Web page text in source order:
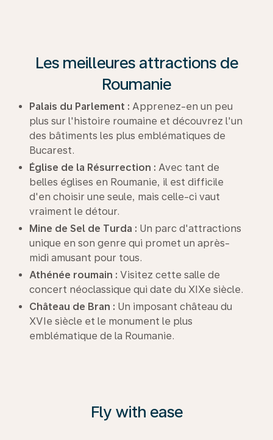
Les meilleures attractions de
Roumanie
Palais du Parlement : Apprenez-en un peu
plus sur l'histoire roumaine et découvrez l'un
des bâtiments les plus emblématiques de
Bucarest.
Église de la Résurrection : Avec tant de
belles églises en Roumanie, il est difficile
d'en choisir une seule, mais celle-ci vaut
vraiment le détour.
Mine de Sel de Turda : Un parc d'attractions
unique en son genre qui promet un après-
midi amusant pour tous.
Athénée roumain : Visitez cette salle de
concert néoclassique qui date du XIXe siècle.
Château de Bran : Un imposant château du
XVIe siècle et le monument le plus
emblématique de la Roumanie.
Fly with ease